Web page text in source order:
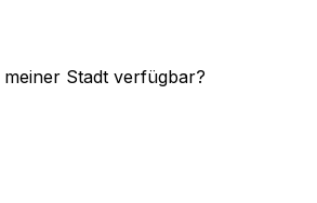
meiner Stadt verfügbar?